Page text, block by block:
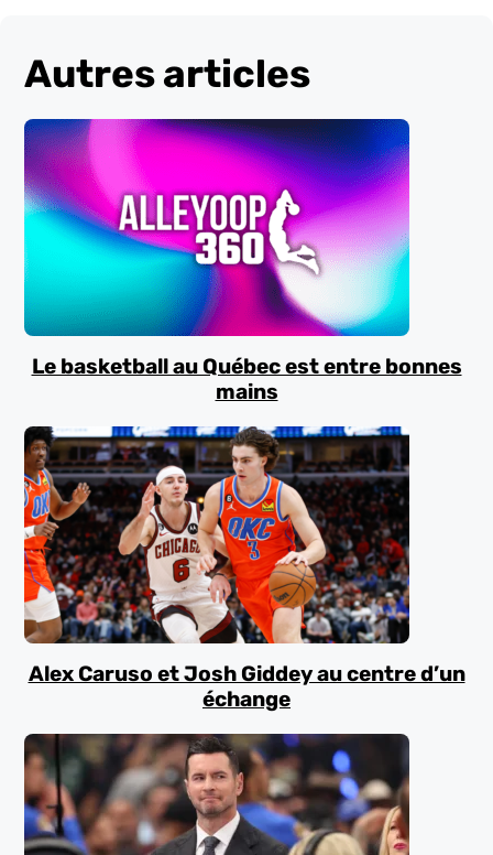
Autres articles
Le basketball au Québec est entre bonnes
mains
Alex Caruso et Josh Giddey au centre d’un
échange